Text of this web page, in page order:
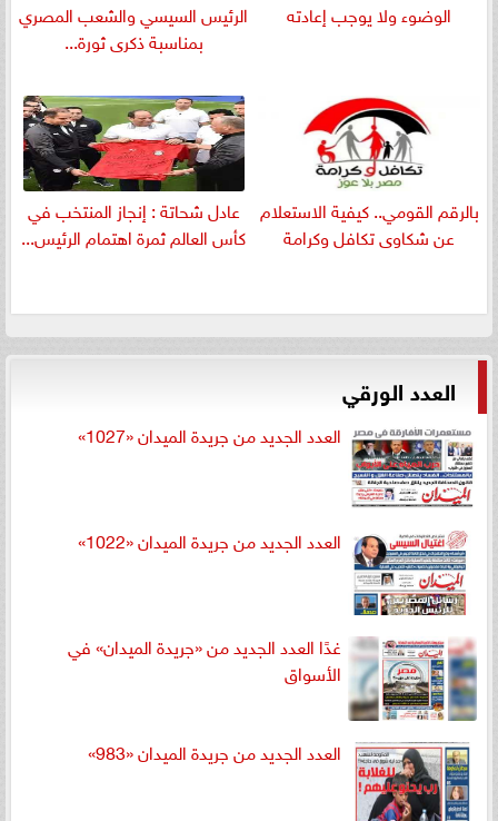
الوضوء ولا يوجب إعادته
الرئيس السيسي والشعب المصري
بمناسبة ذكرى ثورة...
بالرقم القومي.. كيفية الاستعلام
عن شكاوى تكافل وكرامة
عادل شحاتة : إنجاز المنتخب في
كأس العالم ثمرة اهتمام الرئيس...
العدد الورقي
العدد الجديد من جريدة الميدان «1027»
العدد الجديد من جريدة الميدان «1022»
غدًا العدد الجديد من «جريدة الميدان» في
الأسواق
العدد الجديد من جريدة الميدان «983»